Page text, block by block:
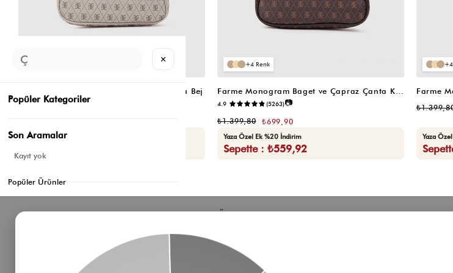
Farme Monogram Baget ve Çapraz Çanta Bej
Yaza Özel Ek %20 İndirim
4
4.9 (5263)📷
₺699,90
₺1.399,80
Yaza Özel Ek %20 İndirim
Sepette : ₺559,92
4
Yaza
Bizden Haberler
Haberlerimiz, özel tekliflerimiz ve favori stillerimiz
hakkında ilk siz bilgi sahibi olun
Öne Çıkan Kategorilerimiz
Omuz Çantası
Süet Çanta
Müşteri Hizmetleri
✕
Popüler Kategoriler
Son Aramalar
Kayıt yok
Popüler Ürünler